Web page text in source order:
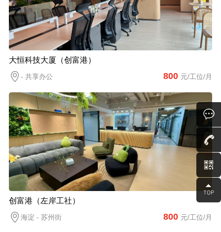
大恒科技大厦（创富港）
- 共享办公 800 元/工位/月
创富港（左岸工社）
海淀 - 苏州街 800 元/工位/月